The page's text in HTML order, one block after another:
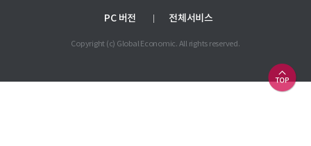
PC 버전 전체서비스
Copyright (c) Global Economic. All rights reserved.